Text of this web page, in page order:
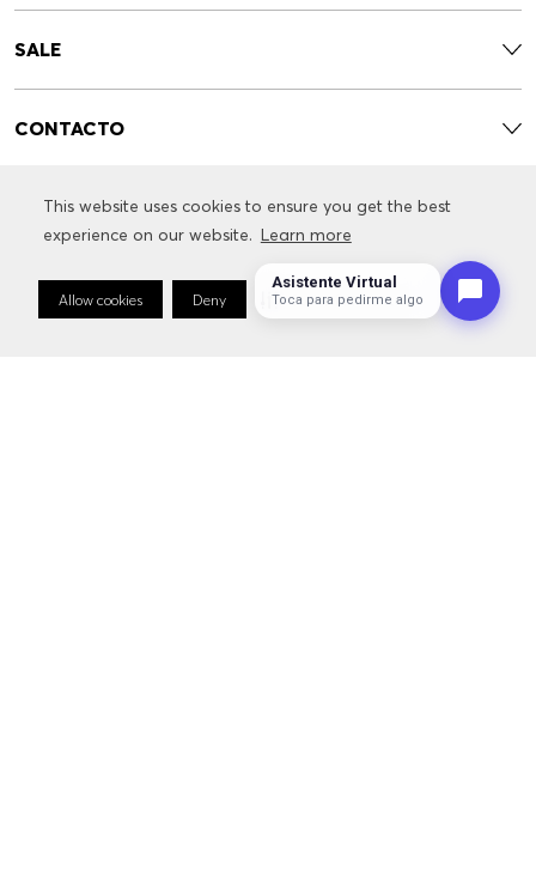
This website uses cookies to ensure you get the best
experience on our website. Learn more
Allow cookies Deny Cookie Preferences
This website uses cookies to ensure you get the best
experience on our website. Learn more
Allow cookies Deny Cookie Preferences
SALE
CONTACTO
SERVICIOS
INFORMACIÓN RELACIONADA CON LA MARCA
Asistente Virtual
Toca para pedirme algo